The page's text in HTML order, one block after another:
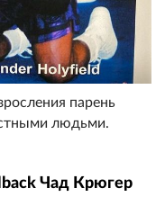
парень
людьми.
Чад Крюгер